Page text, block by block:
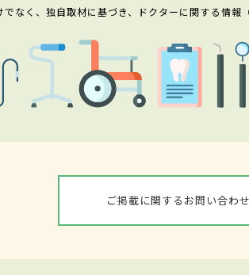
でなく、独自取材に基づき、ドクターに関する情報
ご掲載に関するお問い合わ